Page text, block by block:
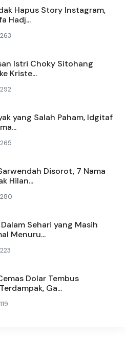
Hapus Story Instagram,
Hadj...
263
Istri Choky Sitohang
Kriste...
292
yang Salah Paham, Idgitaf
265
Disorot, 7 Nama
Hilan...
280
Sehari yang Masih
Menuru...
223
Dolar Tembus
Ga...
119